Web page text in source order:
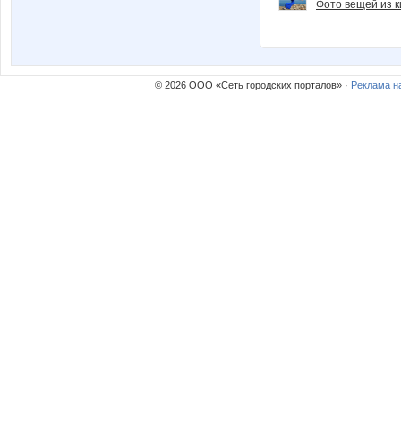
Фото вещей из
© 2026 ООО «Сеть городских порталов» · Реклама